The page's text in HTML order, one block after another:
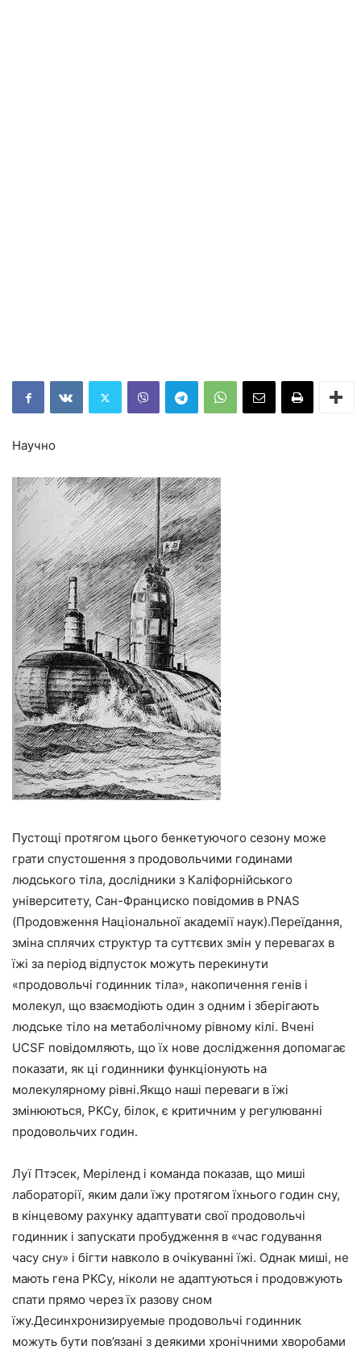
Научно
Пустощі протягом цього бенкетуючого сезону може
грати спустошення з продовольчими годинами
людського тіла, дослідники з Каліфорнійського
університету, Сан-Франциско повідомив в PNAS
(Продовження Національної академії наук).Переїдання,
зміна сплячих структур та суттєвих змін у перевагах в
їжі за період відпусток можуть перекинути
«продовольчі годинник тіла», накопичення генів і
молекул, що взаємодіють один з одним і зберігають
людське тіло на метаболічному рівному кілі. Вчені
UCSF повідомляють, що їх нове дослідження допомагає
показати, як ці годинники функціонують на
молекулярному рівні.Якщо наші переваги в їжі
змінюються, PKCy, білок, є критичним у регулюванні
продовольчих годин.
Луї Птэсек, Меріленд і команда показав, що миші
лабораторії, яким дали їжу протягом їхнього годин сну,
в кінцевому рахунку адаптувати свої продовольчі
годинник і запускати пробудження в «час годування
часу сну» і бігти навколо в очікуванні їжі. Однак миші, не
мають гена PKCy, ніколи не адаптуються і продовжують
спати прямо через їх разову сном
їжу.Десинхронизируемые продовольчі годинник
можуть бути пов’язані з деякими хронічними хворобами